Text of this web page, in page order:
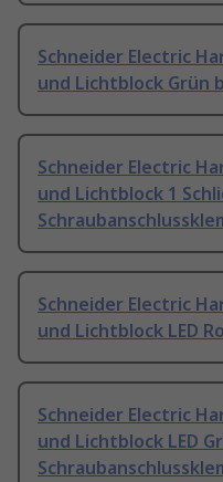
Schneider Electric
und Lichtblock Grün
Schneider Electric
und Lichtblock 1
Schneider Electric
und Lichtblock LED
Schneider Electric
und Lichtblock LED